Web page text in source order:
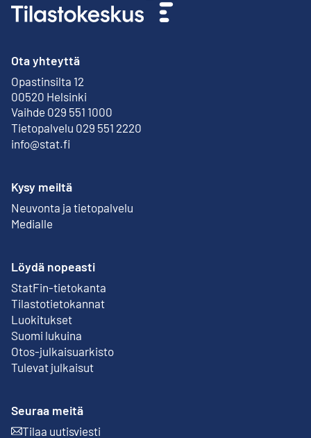
Ota yhteyttä
Opastinsilta 12
00520 Helsinki
Ulkoinen linkki
Vaihde 029 551 1000
Tietopalvelu 029 551 2220
info@stat.fi
Kysy meiltä
Neuvonta ja tietopalvelu
Medialle
Löydä nopeasti
StatFin-tietokanta
Ulkoinen linkki
Tilastotietokannat
Luokitukset
Suomi lukuina
Otos-julkaisuarkisto
Ulkoinen linkki
Tulevat julkaisut
Seuraa meitä
Tilaa uutisviesti